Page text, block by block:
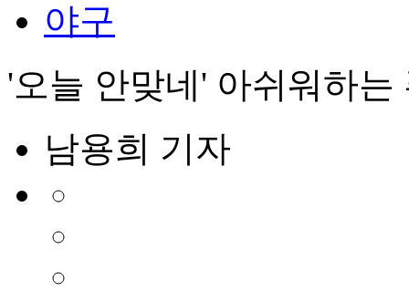
야구
'오늘 안맞네' 아쉬워하
남용희 기자